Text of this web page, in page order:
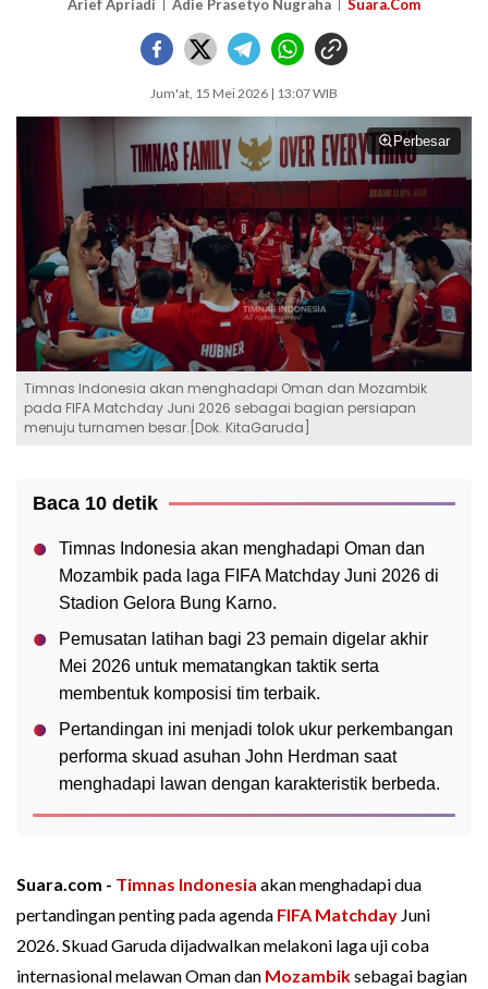
Arief Apriadi Adie Prasetyo Nugraha Suara.Com
Jum'at, 15 Mei 2026 | 13:07 WIB
Perbesar
Timnas Indonesia akan menghadapi Oman dan Mozambik
pada FIFA Matchday Juni 2026 sebagai bagian persiapan
menuju turnamen besar.[Dok. KitaGaruda]
Baca 10 detik
Timnas Indonesia akan menghadapi Oman dan
Mozambik pada laga FIFA Matchday Juni 2026 di
Stadion Gelora Bung Karno.
Pemusatan latihan bagi 23 pemain digelar akhir
Mei 2026 untuk mematangkan taktik serta
membentuk komposisi tim terbaik.
Pertandingan ini menjadi tolok ukur perkembangan
performa skuad asuhan John Herdman saat
menghadapi lawan dengan karakteristik berbeda.
Suara.com - Timnas Indonesia akan menghadapi dua
pertandingan penting pada agenda FIFA Matchday Juni
2026. Skuad Garuda dijadwalkan melakoni laga uji coba
internasional melawan Oman dan Mozambiksebagai bagian